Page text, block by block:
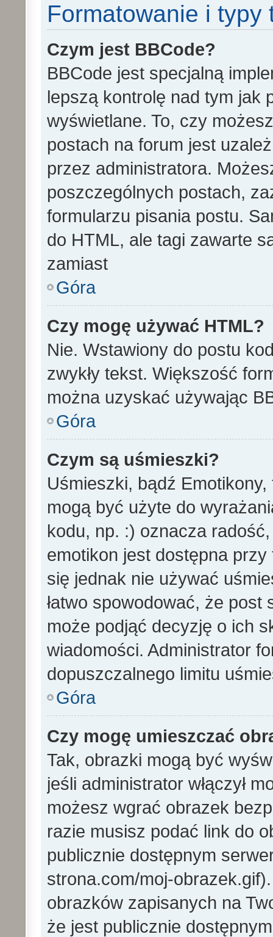
Formatowanie i typy
Czym jest BBCode?
BBCode jest specjalną
lepszą kontrolę nad tym jak
wyświetlane. To, czy
postach na forum jest
przez administratora.
poszczególnych postach,
formularzu pisania postu.
do HTML, ale tagi zawarte
zamiast
Góra
Czy mogę używać HTML?
Nie. Wstawiony do postu
zwykły tekst. Większość
można uzyskać używając
Góra
Czym są uśmieszki?
Uśmieszki, bądź
mogą być użyte do
kodu, np. :) oznacza
emotikon jest dostępna
się jednak nie używać
łatwo spowodować, że
może podjąć decyzję o ich
wiadomości. Administrator
dopuszczalnego limitu
Góra
Czy mogę umieszczać
Tak, obrazki mogą być
jeśli administrator włączył
możesz wgrać obrazek
razie musisz podać link do
publicznie dostępnym
strona.com/moj-
obrazków zapisanych na
że jest publicznie